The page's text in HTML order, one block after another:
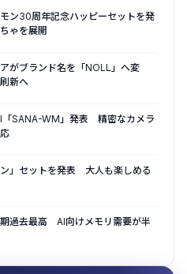
ン30周年記念ハッピーセットを発
ゃを展開
がブランド名を「NOLL」へ変
新へ
「SANA-WM」発表 精密なカメラ
」セットを発表 大人も楽しめる
過去最高 AI向けメモリ需要が半